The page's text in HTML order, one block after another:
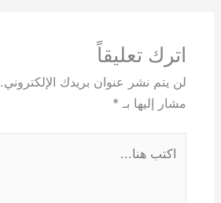
اترك تعليقاً
لن يتم نشر عنوان بريدك الإلكتروني.
مشار إليها بـ *